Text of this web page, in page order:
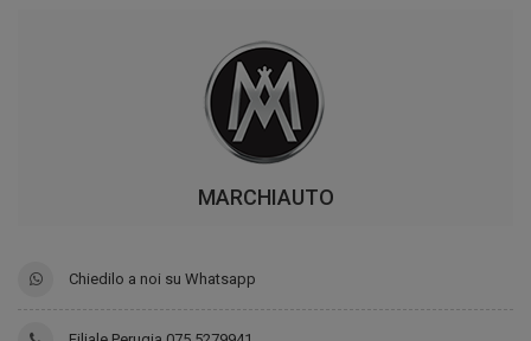
MARCHIAUTO
Chiedilo a noi su Whatsapp